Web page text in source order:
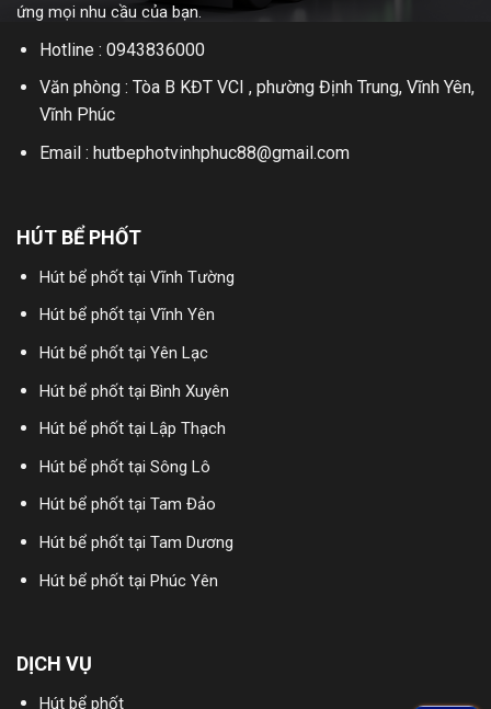
ứng mọi nhu cầu của bạn.
Hotline : 0943836000
Văn phòng : Tòa B KĐT VCI , phường Định Trung, Vĩnh Yên,
Vĩnh Phúc
Email : hutbephotvinhphuc88@gmail.com
HÚT BỂ PHỐT
Hút bể phốt tại Vĩnh Tường
Hút bể phốt tại Vĩnh Yên
Hút bể phốt tại Yên Lạc
Hút bể phốt tại Bình Xuyên
Hút bể phốt tại Lập Thạch
Hút bể phốt tại Sông Lô
Hút bể phốt tại Tam Đảo
Hút bể phốt tại Tam Dương
Hút bể phốt tại Phúc Yên
DỊCH VỤ
Hút bể phốt